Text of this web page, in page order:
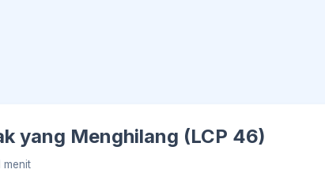
yang Menghilang (LCP 46)
menit